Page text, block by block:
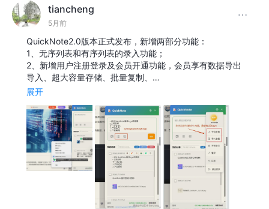
tiancheng
5月前
QuickNote2.0版本正式发布，新增两部分功能：
1、无序列表和有序列表的录入功能；
2、新增用户注册登录及会员开通功能，会员享有数据导出
导入、超大容量存储、批量复制、…
展开